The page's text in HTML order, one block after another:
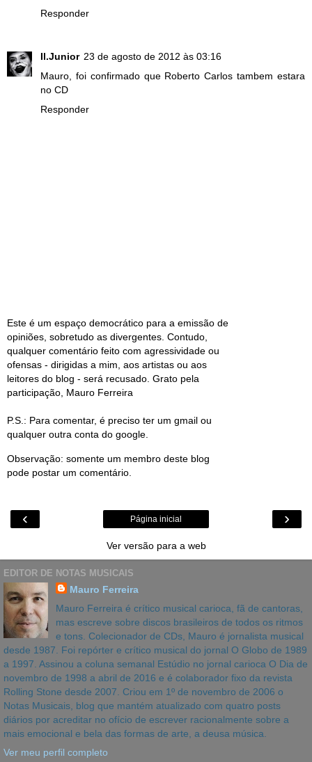
Responder
Il.Junior 23 de agosto de 2012 às 03:16
Mauro, foi confirmado que Roberto Carlos tambem estara
no CD
Responder
Este é um espaço democrático para a emissão de
opiniões, sobretudo as divergentes. Contudo,
qualquer comentário feito com agressividade ou
ofensas - dirigidas a mim, aos artistas ou aos
leitores do blog - será recusado. Grato pela
participação, Mauro Ferreira
P.S.: Para comentar, é preciso ter um gmail ou
qualquer outra conta do google.
Observação: somente um membro deste blog
pode postar um comentário.
‹ ›
Página inicial
Ver versão para a web
EDITOR DE NOTAS MUSICAIS
Mauro Ferreira
Mauro Ferreira é crítico musical carioca, fã de cantoras,
mas escreve sobre discos brasileiros de todos os ritmos
e tons. Colecionador de CDs, Mauro é jornalista musical
desde 1987. Foi repórter e crítico musical do jornal O Globo de 1989
a 1997. Assinou a coluna semanal Estúdio no jornal carioca O Dia de
novembro de 1998 a abril de 2016 e é colaborador fixo da revista
Rolling Stone desde 2007. Criou em 1º de novembro de 2006 o
Notas Musicais, blog que mantém atualizado com quatro posts
diários por acreditar no ofício de escrever racionalmente sobre a
mais emocional e bela das formas de arte, a deusa música.
Ver meu perfil completo